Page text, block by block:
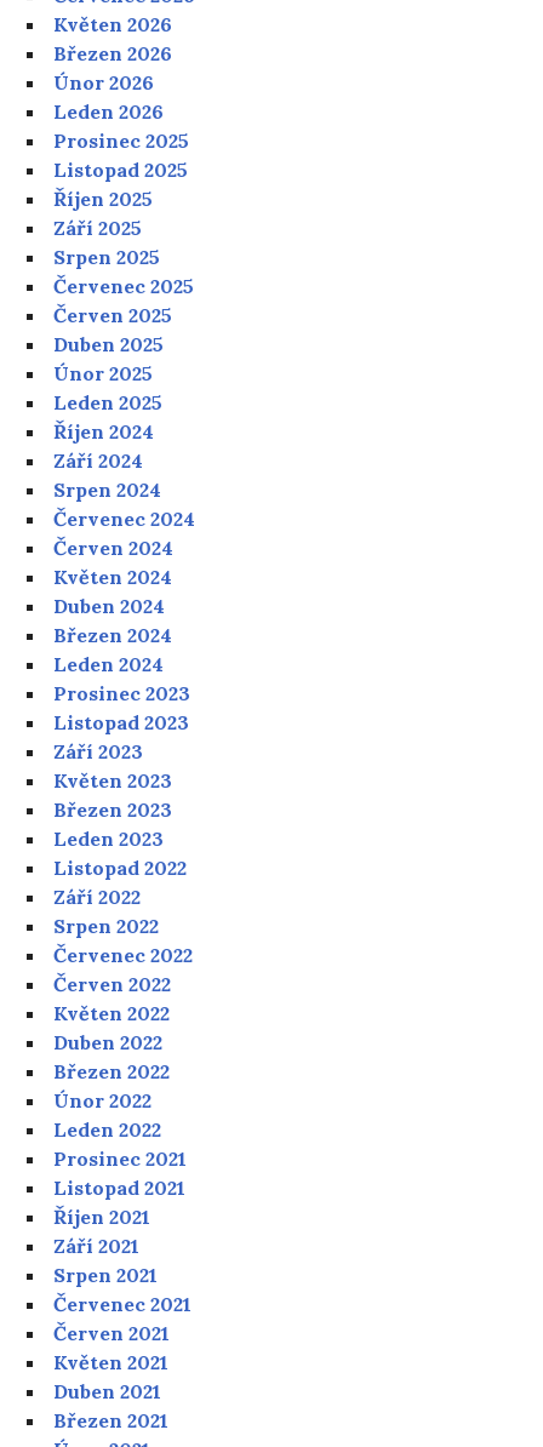
Květen 2026
Březen 2026
Únor 2026
Leden 2026
Prosinec 2025
Listopad 2025
Říjen 2025
Září 2025
Srpen 2025
Červenec 2025
Červen 2025
Duben 2025
Únor 2025
Leden 2025
Říjen 2024
Září 2024
Srpen 2024
Červenec 2024
Červen 2024
Květen 2024
Duben 2024
Březen 2024
Leden 2024
Prosinec 2023
Listopad 2023
Září 2023
Květen 2023
Březen 2023
Leden 2023
Listopad 2022
Září 2022
Srpen 2022
Červenec 2022
Červen 2022
Květen 2022
Duben 2022
Březen 2022
Únor 2022
Leden 2022
Prosinec 2021
Listopad 2021
Říjen 2021
Září 2021
Srpen 2021
Červenec 2021
Červen 2021
Květen 2021
Duben 2021
Březen 2021